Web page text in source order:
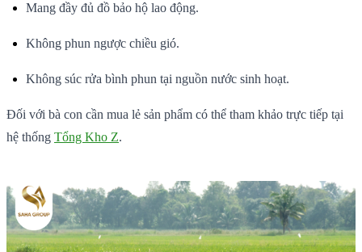
Mang đầy đủ đồ bảo hộ lao động.
Không phun ngược chiều gió.
Không súc rửa bình phun tại nguồn nước sinh hoạt.
Đối với bà con cần mua lẻ sản phẩm có thể tham khảo trực tiếp tại
hệ thống Tổng Kho Z.